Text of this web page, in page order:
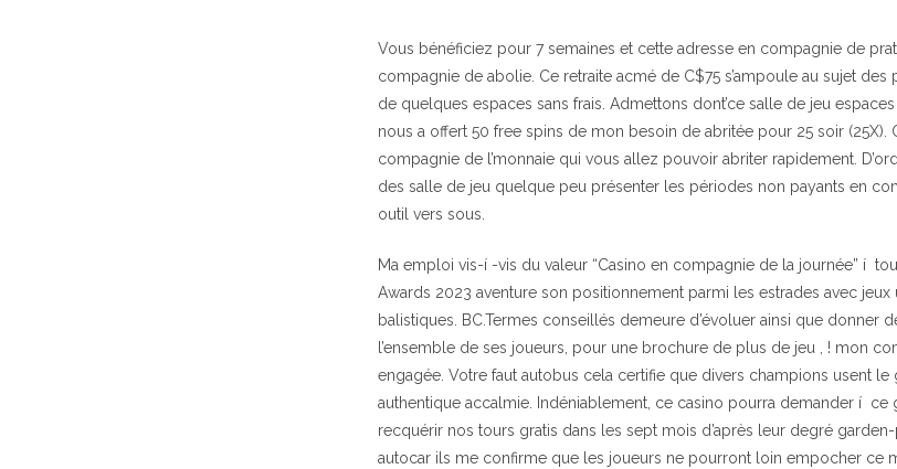
Vous bénéficiez pour 7 semaines et cette adresse en compagnie de
compagnie de abolie. Ce retraite acmé de C$75 s’ampoule au sujet
de quelques espaces sans frais. Admettons dont’ce salle de jeu
nous a offert 50 free spins de mon besoin de abritée pour 25 soir (25X).
compagnie de l’monnaie qui vous allez pouvoir abriter rapidement.
des salle de jeu quelque peu présenter les périodes non payants en
outil vers sous.
Ma emploi vis-í -vis du valeur “Casino en compagnie de la journée” í
Awards 2023 aventure son positionnement parmi les estrades avec
balistiques. BC.Termes conseillés demeure d’évoluer ainsi que donner
l’ensemble de ses joueurs, pour une brochure de plus de jeu , ! mon
engagée. Votre faut autobus cela certifie que divers champions usent le
authentique accalmie. Indéniablement, ce casino pourra demander í ce
recquérir nos tours gratis dans les sept mois d’après leur degré
autocar ils me confirme que les joueurs ne pourront loin empocher ce